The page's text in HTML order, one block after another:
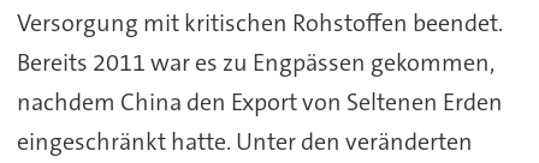
Versorgung mit kritischen Rohstoffen beendet.
Bereits 2011 war es zu Engpässen gekommen,
nachdem China den Export von Seltenen Erden
eingeschränkt hatte. Unter den veränderten